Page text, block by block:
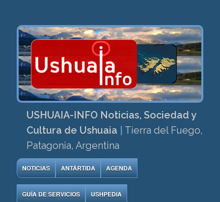
USHUAIA-INFO Noticias, Sociedad y
Cultura de Ushuaia
Tierra del Fuego,
Patagonia, Argentina
NOTICIAS ANTÁRTIDA AGENDA
GUÍA DE SERVICIOS USHPEDIA